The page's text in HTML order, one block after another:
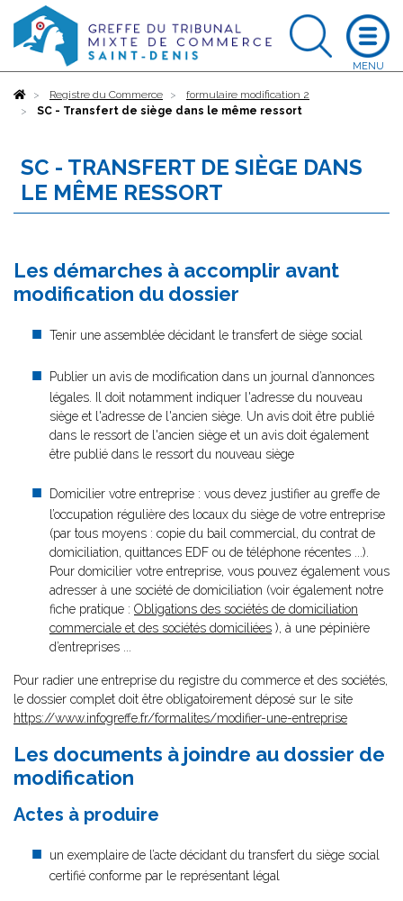
AccueilRegistre du Commerce
formulaire modification 2
SC - Transfert de siège dans le même ressort
SC - TRANSFERT DE SIÈGE DANS
LE MÊME RESSORT
Les démarches à accomplir avant
modification du dossier
Tenir une assemblée décidant le transfert de siège social
Publier un avis de modification dans un journal d’annonces
légales. Il doit notamment indiquer l'adresse du nouveau
siège et l'adresse de l'ancien siège. Un avis doit être publié
dans le ressort de l'ancien siège et un avis doit également
être publié dans le ressort du nouveau siège
Domicilier votre entreprise : vous devez justifier au greffe de
l’occupation régulière des locaux du siège de votre entreprise
(par tous moyens : copie du bail commercial, du contrat de
domiciliation, quittances EDF ou de téléphone récentes ...).
Pour domicilier votre entreprise, vous pouvez également vous
adresser à une société de domiciliation (voir également notre
fiche pratique : Obligations des sociétés de domiciliation
commerciale et des sociétés domiciliées ), à une pépinière
d’entreprises ...
Pour radier une entreprise du registre du commerce et des sociétés,
le dossier complet doit être obligatoirement déposé sur le site
https://www.infogreffe.fr/formalites/modifier-une-entreprise
Les documents à joindre au dossier de
modification
Actes à produire
un exemplaire de l’acte décidant du transfert du siège social
certifié conforme par le représentant légal